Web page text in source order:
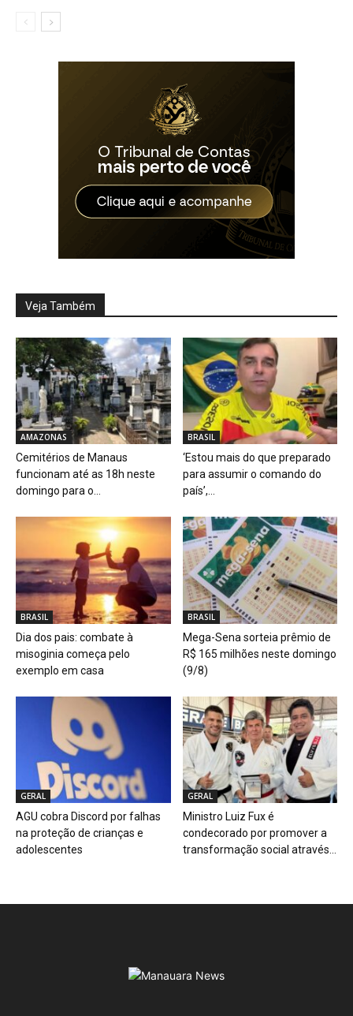
Veja Também
AMAZONAS
Cemitérios de Manaus
funcionam até as 18h neste
domingo para o...
BRASIL
‘Estou mais do que preparado
para assumir o comando do
país’,...
BRASIL
Dia dos pais: combate à
misoginia começa pelo
exemplo em casa
BRASIL
Mega-Sena sorteia prêmio de
R$ 165 milhões neste domingo
(9/8)
GERAL
AGU cobra Discord por falhas
na proteção de crianças e
adolescentes
GERAL
Ministro Luiz Fux é
condecorado por promover a
transformação social através...